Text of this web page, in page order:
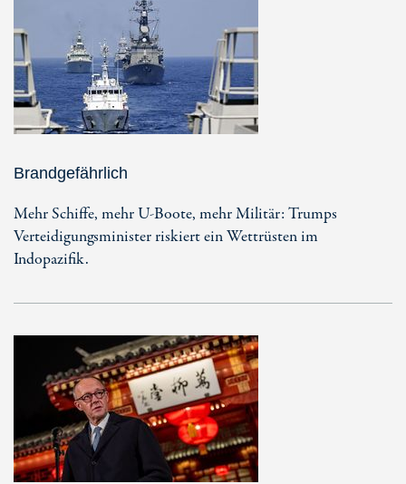
Brandgefährlich
Mehr Schiffe, mehr U-Boote, mehr Militär: Trumps
Verteidigungsminister riskiert ein Wettrüsten im
Indopazifik.